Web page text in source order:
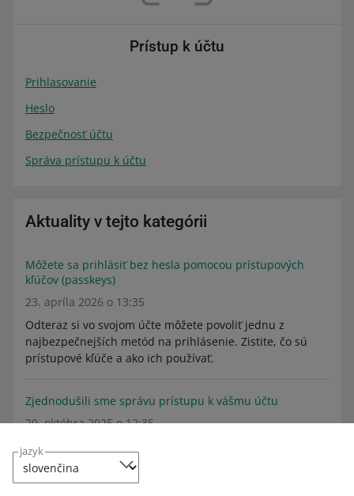
jazyk
Prístup k účtu
Prihlasovanie
Heslo
Bezpečnosť účtu
Správa prístupu k účtu
Aktuality v tejto kategórii
Môžete sa prihlásiť bez hesla pomocou prístupových
kľúčov (passkeys)
23. apríla 2026 o 13:35
Odteraz si vo svojom účte môžete povoliť jednu z
najbezpečnejších metód na prihlásenie. Zistite, čo sú
prístupové kľúče a ako ich používať.
Zjednodušili sme správu prístupu k vášmu účtu
20. októbra 2025 o 12:35
Odteraz môžete jednoduchšie udeľovať oprávnenia
svojim zamestnancom. Pozrite si podrobnosti.